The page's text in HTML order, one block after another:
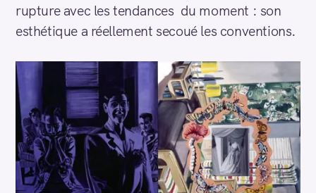
rupture avec les tendances du moment : son
esthétique a réellement secoué les conventions.